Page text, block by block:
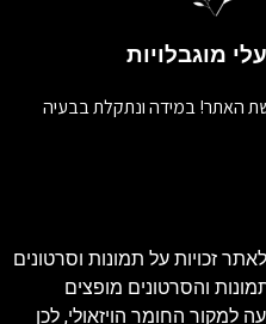
מוגבלויות
האתר! במידה ונתקלת בבעיה
זכויות על תמונות וסרטונים
והסרטונים מופצים
החומר הויזאולי, לכן